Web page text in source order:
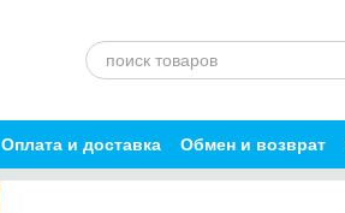
Оплата и доставка Обмен и возврат